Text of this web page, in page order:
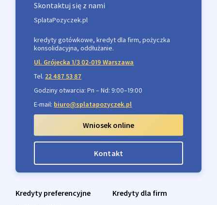
Kredyty preferencyjne Kredyty dla firm
Skontaktuj się z nami
SplataPozyczek.pl
kredyty gotówkowe, kredyt dla firm, pożyczka
konsolidacyjna, oddłużanie.
Ul. Grójecka 1/3 02-019 Warszawa
Tel.22 487 53 87
Godziny otwarcia: Pn – Nd: 9:00–19:00
E-mail: biuro@splatapozyczek.pl
Wniosek online
Kontakt